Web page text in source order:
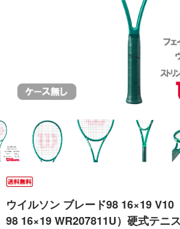
ウイルソン ブレード98 16×19
98 16×19 WR207811U）硬式テニ